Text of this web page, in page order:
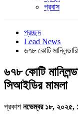
প্রবাস
প্রচ্ছদ
Lead News
৬৭৮ কোটি
৬৭৮ কোটি
সিআইডির মামলা
প্রকাশনভেম্বর ১৮, ২০২৫,